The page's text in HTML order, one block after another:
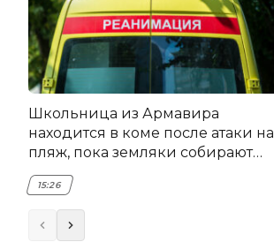
Школьница из Армавира
находится в коме после атаки на
пляж, пока земляки собирают
помощь
15:26